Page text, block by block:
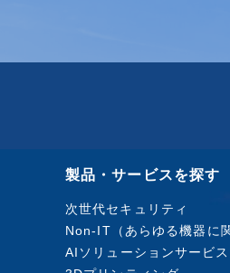
製品・サービスを探す
次世代セキュリティ
Non-IT（あらゆる機器に
AIソリューションサービス